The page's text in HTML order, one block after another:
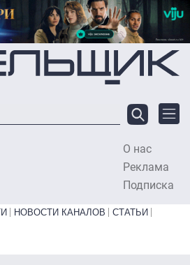
О нас
Реклама
Подписка
НОВОСТИ КАНАЛОВ
СТАТЬИ